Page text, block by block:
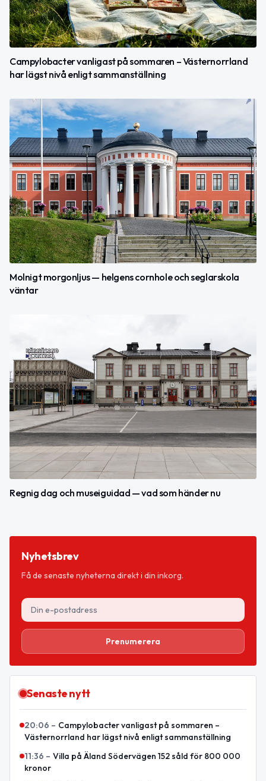
Campylobacter vanligast på sommaren – Västernorrland
har lägst nivå enligt sammanställning
Molnigt morgonljus — helgens cornhole och seglarskola
väntar
Regnig dag och museiguidad — vad som händer nu
Nyhetsbrev
Få de senaste nyheterna direkt i din inkorg.
Prenumerera
Senaste nytt
20:06 – Campylobacter vanligast på sommaren –
Västernorrland har lägst nivå enligt sammanställning
11:36 – Villa på Äland Södervägen 152 såld för 800 000
kronor